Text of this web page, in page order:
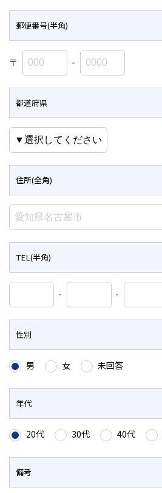
郵便番号(半角)
〒 -
都道府県
住所(全角)
TEL(半角)
- -
性別
男 女 未回答
年代
20代 30代 40代
備考